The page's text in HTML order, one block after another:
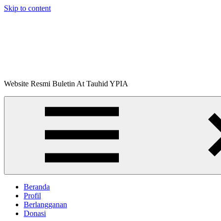
Skip to content
Buletin
Website Resmi Buletin At Tauhid YPIA
Beranda
Profil
Berlangganan
Donasi